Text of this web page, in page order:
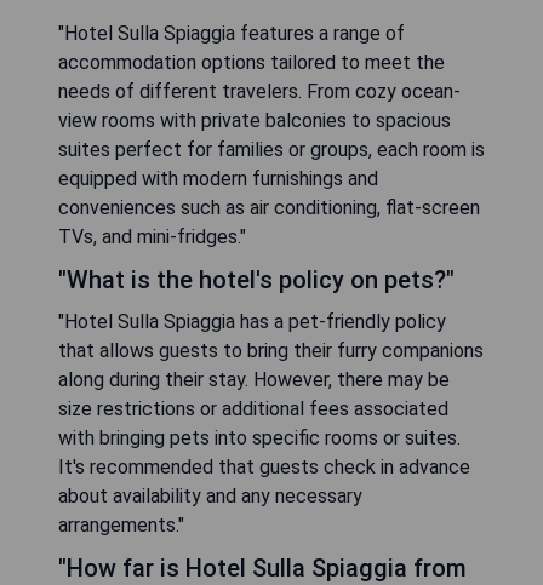
"Hotel Sulla Spiaggia features a range of
accommodation options tailored to meet the
needs of different travelers. From cozy ocean-
view rooms with private balconies to spacious
suites perfect for families or groups, each room is
equipped with modern furnishings and
conveniences such as air conditioning, flat-screen
TVs, and mini-fridges."
"What is the hotel's policy on pets?"
"Hotel Sulla Spiaggia has a pet-friendly policy
that allows guests to bring their furry companions
along during their stay. However, there may be
size restrictions or additional fees associated
with bringing pets into specific rooms or suites.
It's recommended that guests check in advance
about availability and any necessary
arrangements."
"How far is Hotel Sulla Spiaggia from